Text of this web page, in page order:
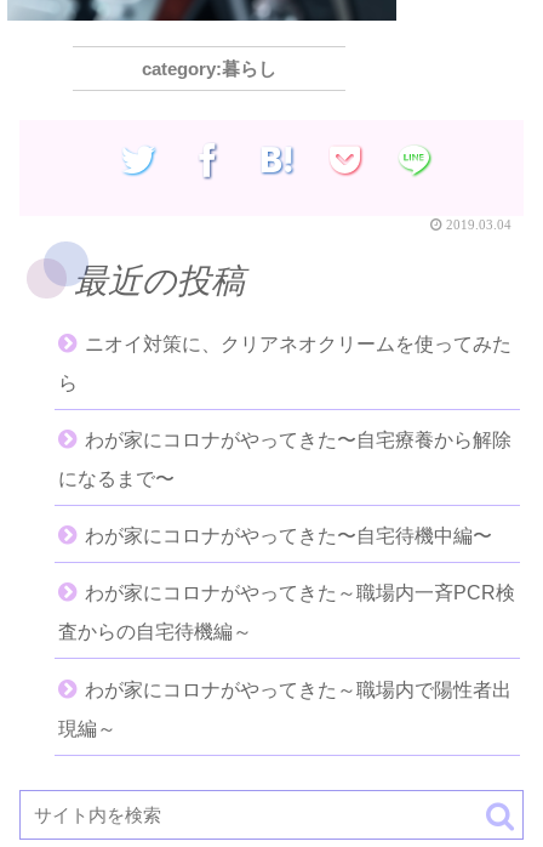
暮らし
2019.03.04
最近の投稿
ニオイ対策に、クリアネオクリームを使ってみた
ら
わが家にコロナがやってきた〜自宅療養から解除
になるまで〜
わが家にコロナがやってきた〜自宅待機中編〜
わが家にコロナがやってきた～職場内一斉PCR検
査からの自宅待機編～
わが家にコロナがやってきた～職場内で陽性者出
現編～